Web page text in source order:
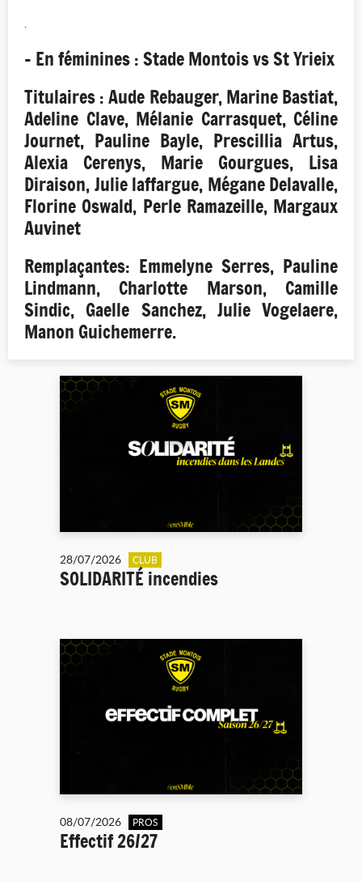
.
- En féminines : Stade Montois vs St Yrieix
Titulaires : Aude Rebauger, Marine Bastiat,
Adeline Clave, Mélanie Carrasquet, Céline
Journet, Pauline Bayle, Prescillia Artus,
Alexia Cerenys, Marie Gourgues, Lisa
Diraison, Julie laffargue, Mégane Delavalle,
Florine Oswald, Perle Ramazeille, Margaux
Auvinet
Remplaçantes: Emmelyne Serres, Pauline
Lindmann, Charlotte Marson, Camille
Sindic, Gaelle Sanchez, Julie Vogelaere,
Manon Guichemerre.
28/07/2026 CLUB
SOLIDARITÉ incendies
08/07/2026 PROS
Effectif 26/27